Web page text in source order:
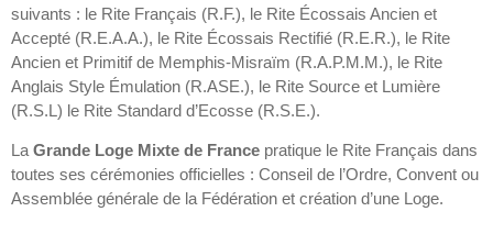
suivants : le Rite Français (R.F.), le Rite Écossais Ancien et
Accepté (R.E.A.A.), le Rite Écossais Rectifié (R.E.R.), le Rite
Ancien et Primitif de Memphis-Misraïm (R.A.P.M.M.), le Rite
Anglais Style Émulation (R.ASE.), le Rite Source et Lumière
(R.S.L) le Rite Standard d’Ecosse (R.S.E.).
La Grande Loge Mixte de France pratique le Rite Français dans
toutes ses cérémonies officielles : Conseil de l’Ordre, Convent ou
Assemblée générale de la Fédération et création d’une Loge.